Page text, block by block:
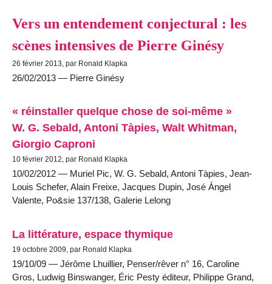
Vers un entendement conjectural : les
scènes intensives de Pierre Ginésy
26 février 2013, par Ronald Klapka
26/02/2013 — Pierre Ginésy
« réinstaller quelque chose de soi-même »
W. G. Sebald, Antoni Tàpies, Walt Whitman,
Giorgio Caproni
10 février 2012, par Ronald Klapka
10/02/2012 — Muriel Pic, W. G. Sebald, Antoni Tàpies, Jean-
Louis Schefer, Alain Freixe, Jacques Dupin, José Ángel
Valente, Po&sie 137/138, Galerie Lelong
La littérature, espace thymique
19 octobre 2009, par Ronald Klapka
19/10/09 — Jérôme Lhuillier, Penser/rêver n° 16, Caroline
Gros, Ludwig Binswanger, Éric Pesty éditeur, Philippe Grand,